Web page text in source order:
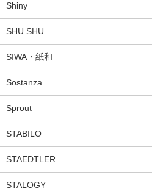
Shiny
SHU SHU
SIWA・紙和
Sostanza
Sprout
STABILO
STAEDTLER
STALOGY